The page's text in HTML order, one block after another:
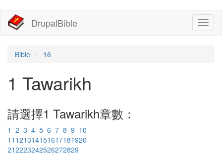
主
DrupalBible
Bible 16
1 Tawarikh
請選擇1 Tawarikh章數：
1 2 3 4 5 6 7 8 9 10
11 121314151617181920
212223242526272829